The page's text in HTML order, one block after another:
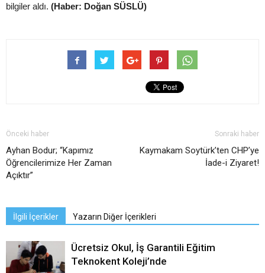
bilgiler aldı. (Haber: Doğan SÜSLÜ)
Önceki haber
Ayhan Bodur; “Kapımız
Öğrencilerimize Her Zaman
Açıktır”
Sonraki haber
Kaymakam Soytürk’ten CHP’ye
İade-i Ziyaret!
İlgili İçerikler Yazarın Diğer İçerikleri
Ücretsiz Okul, İş Garantili Eğitim
Teknokent Koleji’nde